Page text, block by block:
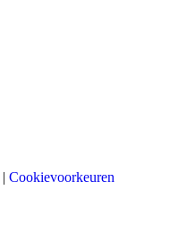
| Cookievoorkeuren